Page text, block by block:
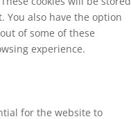
You also have the option
of some of these
experience.
for the website to